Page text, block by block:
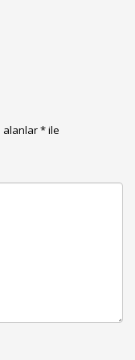
alanlar*ile